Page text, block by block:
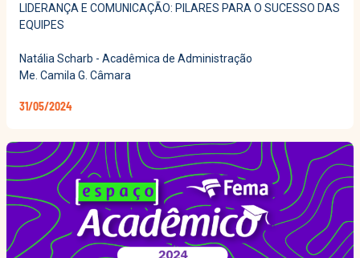
LIDERANÇA E COMUNICAÇÃO: PILARES PARA O SUCESSO DAS
EQUIPES
Natália Scharb - Acadêmica de Administração
Me. Camila G. Câmara
31/05/2024